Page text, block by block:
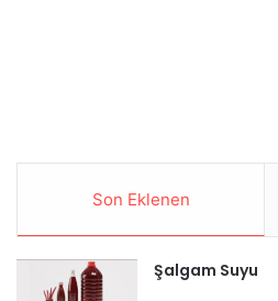
Son Eklenen
Şalgam Suyu